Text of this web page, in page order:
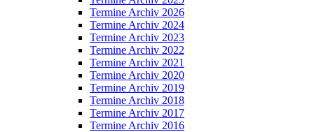
Termine Archiv 2026
Termine Archiv 2024
Termine Archiv 2023
Termine Archiv 2022
Termine Archiv 2021
Termine Archiv 2020
Termine Archiv 2019
Termine Archiv 2018
Termine Archiv 2017
Termine Archiv 2016